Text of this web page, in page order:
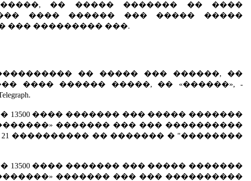
�� ����� ������� �� ����
���� ������ ��� ����� �����
��� ��������� ���.
�� ����� ��� ������, ��
���� ������ �����, �� «������», -
���� ������� ��� ����� �������
������� ��� ��� ����������
���������� �� ������� � "��������
���� ������� ��� ����� �������
������� ��� ��� ����������